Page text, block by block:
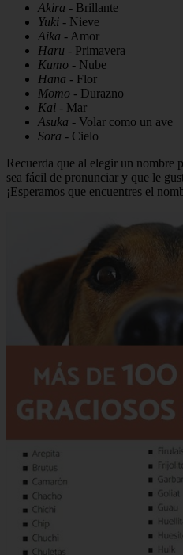
Akira - Brillante
Yuki - Nieve
Aika - Amor
Haru - Primavera
Kumo - Nube
Hana - Flor
Momo - Durazno
Kai - Mar
Asuka - Volar como un ave
Sora - Cielo
Recuerda que al elegir un nombre
sea fácil de pronunciar y que le
¡Esperamos que encuentres el